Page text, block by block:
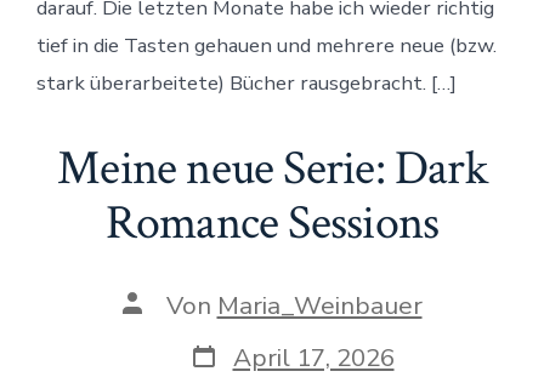
neuen
Bücher
sind
da
darauf. Die letzten Monate habe ich wieder richtig
tief in die Tasten gehauen und mehrere neue (bzw.
stark überarbeitete) Bücher rausgebracht. […]
Meine neue Serie: Dark
Romance Sessions
Beitragsautor
Von Maria_Weinbauer
Veröffentlichungsdatum
April 17, 2026